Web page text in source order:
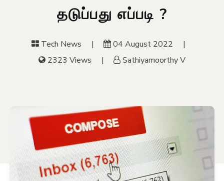
தடுப்பது எப்படி ?
Tech News
04 August 2022
2323 Views
Sathiyamoorthy V